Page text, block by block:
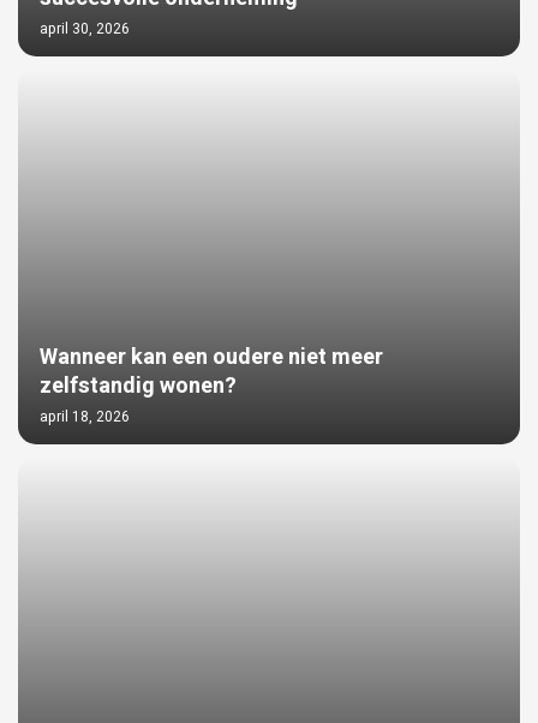
april 30, 2026
Wanneer kan een oudere niet meer
zelfstandig wonen?
april 18, 2026